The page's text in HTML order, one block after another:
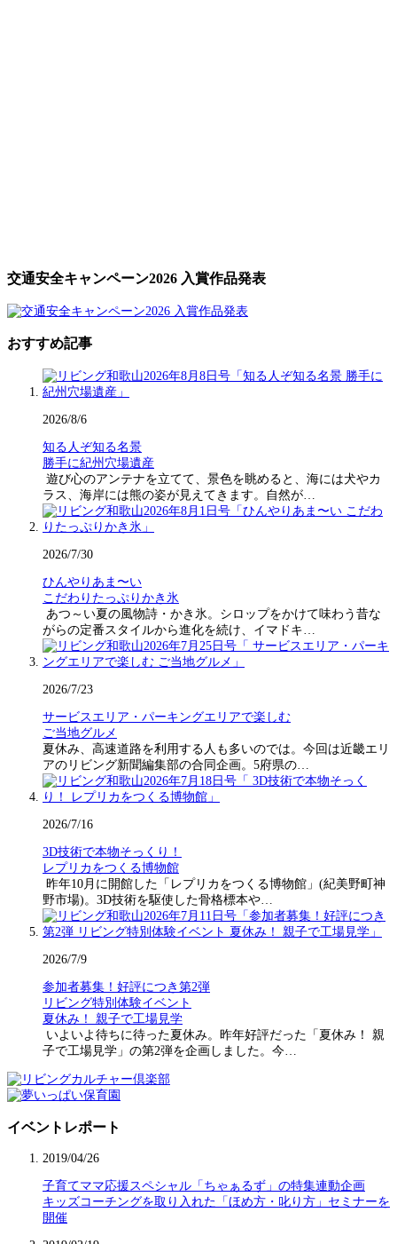
交通安全キャンペーン2026 入賞作品発表
おすすめ記事
2026/8/6
知る人ぞ知る名景
勝手に紀州穴場遺産
遊び心のアンテナを立てて、景色を眺めると、海には犬やカ
ラス、海岸には熊の姿が見えてきます。自然が…
2026/7/30
ひんやりあま〜い
こだわりたっぷりかき氷
あつ～い夏の風物詩・かき氷。シロップをかけて味わう昔な
がらの定番スタイルから進化を続け、イマドキ…
2026/7/23
サービスエリア・パーキングエリアで楽しむ
ご当地グルメ
夏休み、高速道路を利用する人も多いのでは。今回は近畿エリ
アのリビング新聞編集部の合同企画。5府県の…
2026/7/16
3D技術で本物そっくり！
レプリカをつくる博物館
昨年10月に開館した「レプリカをつくる博物館」(紀美野町神
野市場)。3D技術を駆使した骨格標本や…
2026/7/9
参加者募集！好評につき第2弾
リビング特別体験イベント
夏休み！ 親子で工場見学
いよいよ待ちに待った夏休み。昨年好評だった「夏休み！ 親
子で工場見学」の第2弾を企画しました。今…
イベントレポート
2019/04/26
子育てママ応援スペシャル「ちゃぁるず」の特集連動企画
キッズコーチングを取り入れた「ほめ方・叱り方」セミナーを
開催